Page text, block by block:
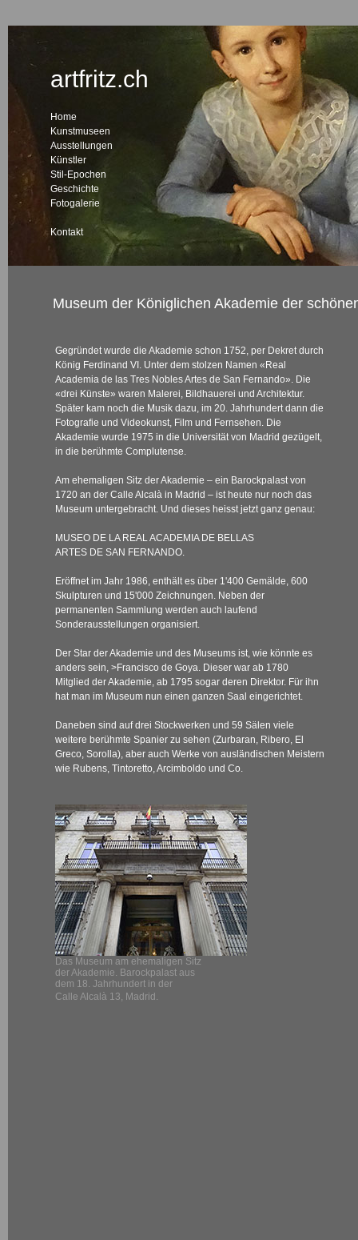
artfritz.ch
Home
Kunstmuseen
Ausstellungen
Künstler
Stil-Epochen
Geschichte
Fotogalerie
Kontakt
Museum der Königlichen Akademie der
Gegründet wurde die Akademie schon 1752, per Dekret durch
König Ferdinand VI. Unter dem stolzen Namen «Real
Academia de las Tres Nobles Artes de San Fernando». Die
«drei Künste» waren Malerei, Bildhauerei und Architektur.
Später kam noch die Musik dazu, im 20. Jahrhundert dann die
Fotografie und Videokunst, Film und Fernsehen. Die
Akademie wurde 1975 in die Universität von Madrid gezügelt,
in die berühmte Complutense.
Am ehemaligen Sitz der Akademie – ein Barockpalast von
1720 an der Calle Alcalà in Madrid – ist heute nur noch das
Museum untergebracht. Und dieses heisst jetzt ganz genau:
MUSEO DE LA REAL ACADEMIA DE BELLAS
ARTES DE SAN FERNANDO.
Eröffnet im Jahr 1986, enthält es über 1'400 Gemälde, 600
Skulpturen und 15'000 Zeichnungen. Neben der
permanenten Sammlung werden auch laufend
Sonderausstellungen organisiert.
Der Star der Akademie und des Museums ist, wie könnte es
anders sein, >Francisco de Goya. Dieser war ab 1780
Mitglied der Akademie, ab 1795 sogar deren Direktor. Für ihn
hat man im Museum nun einen ganzen Saal eingerichtet.
Daneben sind auf drei Stockwerken und 59 Sälen viele
weitere berühmte Spanier zu sehen (Zurbaran, Ribero, El
Greco, Sorolla), aber auch Werke von ausländischen Meistern
wie Rubens, Tintoretto, Arcimboldo und Co.
Das Museum am ehemaligen Sitz
der Akademie. Barockpalast aus
dem 18. Jahrhundert in der
Calle Alcalà 13, Madrid.